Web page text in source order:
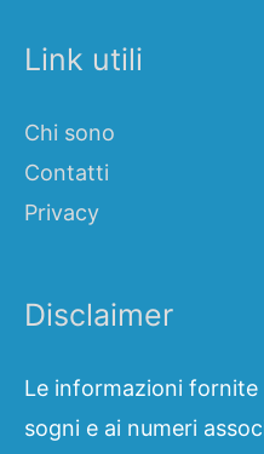
Link utili
Chi sono
Contatti
Privacy
Disclaimer
Le informazioni fornite
sogni e ai numeri